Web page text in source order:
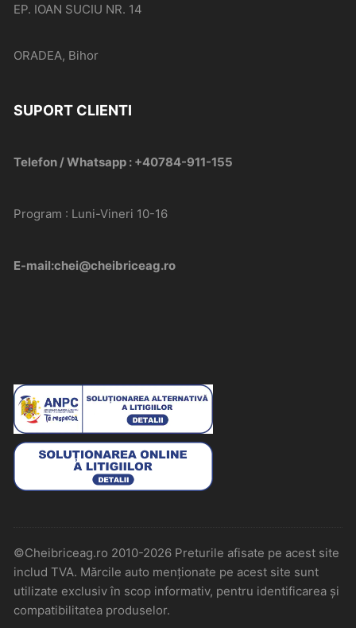
EP. IOAN SUCIU NR. 14
ORADEA, Bihor
SUPORT CLIENTI
Telefon / Whatsapp : +40784-911-155
Program : Luni-Vineri 10-16
E-mail:chei@cheibriceag.ro
©Cheibriceag.ro 2010-2026 Preturile afisate pe acest site
includ TVA. Mărcile auto menționate pe acest site sunt
utilizate exclusiv în scop informativ, pentru identificarea și
compatibilitatea produselor.